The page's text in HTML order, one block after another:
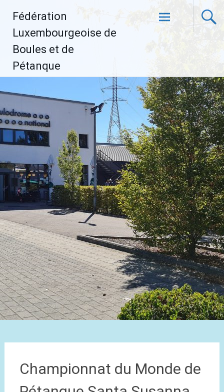
contenu
Fédération
Luxembourgeoise de
Boules et de
Pétanque
Championnat du Monde de